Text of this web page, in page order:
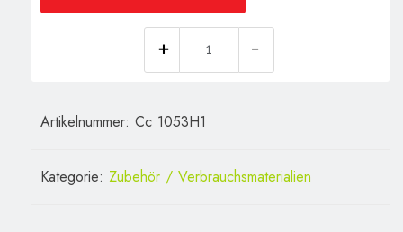
Menge
Artikelnummer: Cc 1053H1
Kategorie: Zubehör / Verbrauchsmaterialien